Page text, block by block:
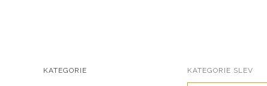
KATEGORIE KATEGORIE SLEV